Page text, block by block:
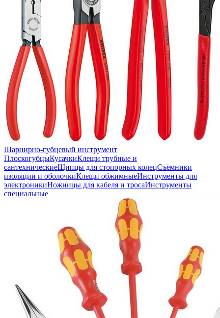
Шарнирно-губцевый инструмент
ПлоскогубцыКусачкиКлещи трубные и
сантехническиеЩипцы для стопорных колецСъёмники
изоляции и оболочкиКлещи обжимныеИнструменты для
электроникиНожницы для кабеля и тросаИнструменты
специальные